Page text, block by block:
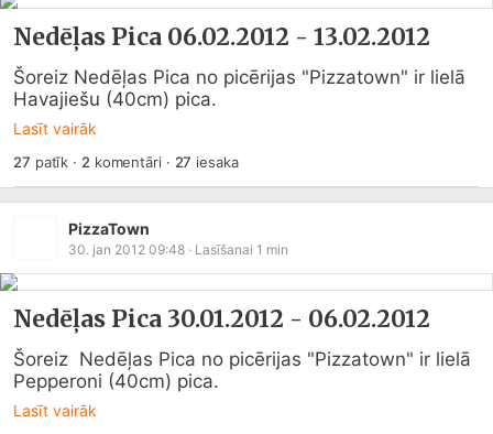
Nedēļas Pica 06.02.2012 - 13.02.2012
Šoreiz Nedēļas Pica no picērijas "Pizzatown" ir lielā
Havajiešu (40cm) pica.
Lasīt vairāk
27 patīk · 2 komentāri · 27 iesaka
PizzaTown
30. jan 2012 09:48 · Lasīšanai 1 min
Nedēļas Pica 30.01.2012 - 06.02.2012
Šoreiz  Nedēļas Pica no picērijas "Pizzatown" ir lielā
Pepperoni (40cm) pica.
Lasīt vairāk